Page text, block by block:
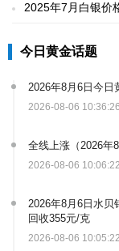
2025年7月白银价
今日黄金话题
2026年8月6日今日
2026-08-06 10:36:26
全线上涨（2026年
2026-08-06 10:06:22
2026年8月6日水贝
回收355元/克
2026-08-06 10:05:22